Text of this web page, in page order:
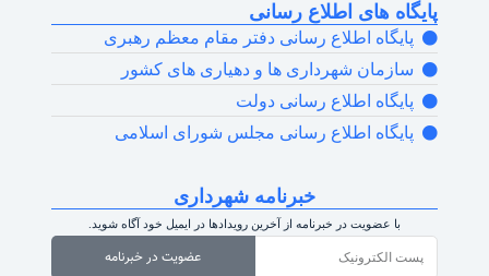
پایگاه های اطلاع رسانی
پایگاه اطلاع رسانی دفتر مقام معظم رهبری
سازمان شهرداری ها و دهیاری های کشور
پایگاه اطلاع رسانی دولت
پایگاه اطلاع رسانی مجلس شورای اسلامی
خبرنامه شهرداری
با عضویت در خبرنامه از آخرین رویدادها در ایمیل خود آگاه شوید.
عضویت در خبرنامه